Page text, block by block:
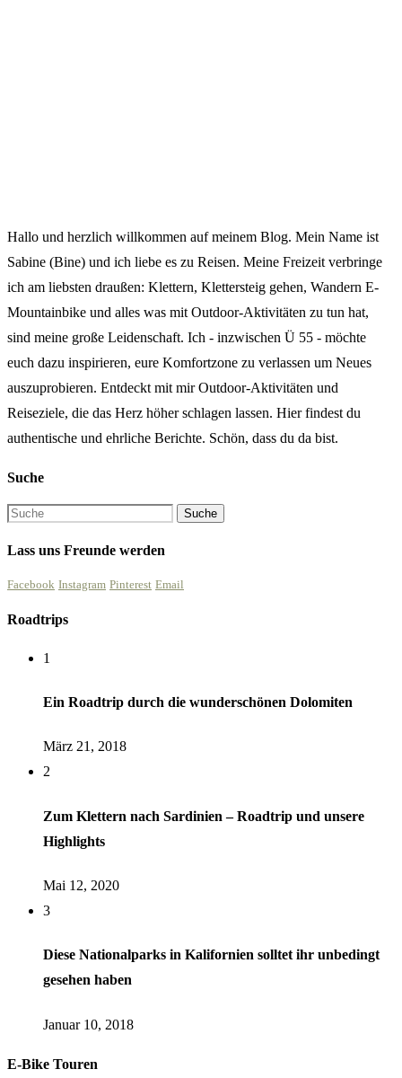
Hallo und herzlich willkommen auf meinem Blog. Mein Name ist
Sabine (Bine) und ich liebe es zu Reisen. Meine Freizeit verbringe
ich am liebsten draußen: Klettern, Klettersteig gehen, Wandern E-
Mountainbike und alles was mit Outdoor-Aktivitäten zu tun hat,
sind meine große Leidenschaft. Ich - inzwischen Ü 55 - möchte
euch dazu inspirieren, eure Komfortzone zu verlassen um Neues
auszuprobieren. Entdeckt mit mir Outdoor-Aktivitäten und
Reiseziele, die das Herz höher schlagen lassen. Hier findest du
authentische und ehrliche Berichte. Schön, dass du da bist.
Suche
Lass uns Freunde werden
Facebook Instagram Pinterest Email
Roadtrips
1
Ein Roadtrip durch die wunderschönen Dolomiten
März 21, 2018
2
Zum Klettern nach Sardinien – Roadtrip und unsere
Highlights
Mai 12, 2020
3
Diese Nationalparks in Kalifornien solltet ihr unbedingt
gesehen haben
Januar 10, 2018
E-Bike Touren